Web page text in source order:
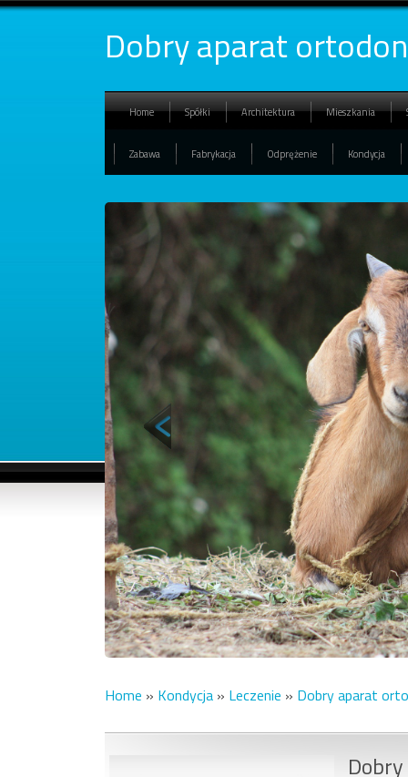
Dobry aparat
Home Spółki Architektura Mieszkania
Zabawa Fabrykacja Odprężenie Kondycja
Home » Kondycja » Leczenie » Dobry aparat